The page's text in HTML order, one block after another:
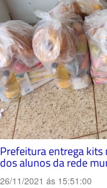
Prefeitura entrega kits
dos alunos da rede
26/11/2021 ás 15:51:00